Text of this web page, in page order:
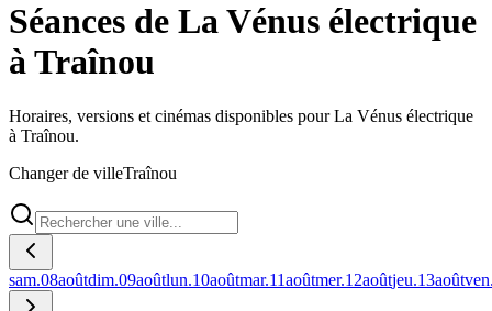
Séances de La Vénus électrique
à Traînou
Horaires, versions et cinémas disponibles pour La Vénus électrique
à Traînou.
Changer de villeTraînou
sam.08aoûtdim.09aoûtlun.10aoûtmar.11aoûtmer.12aoûtjeu.13août